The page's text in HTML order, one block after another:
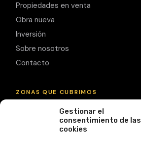
Gestionar el
consentimiento de las
cookies
Propiedades en venta
Obra nueva
Inversión
Sobre nosotros
Contacto
ZONAS QUE CUBRIMOS
Mojácar
Pulpí